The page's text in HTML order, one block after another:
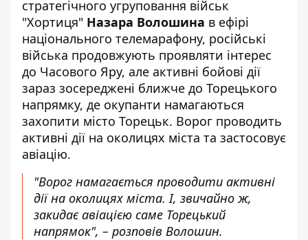
стратегічного угруповання військ
"Хортиця" Назара Волошина в ефірі
національного телемарафону, російські
війська продовжують проявляти інтерес
до Часового Яру, але активні бойові дії
зараз зосереджені ближче до Торецького
напрямку, де окупанти намагаються
захопити місто Торецьк. Ворог проводить
активні дії на околицях міста та застосовує
авіацію.
"Ворог намагається проводити активні
дії на околицях міста. І, звичайно ж,
закидає авіацією саме Торецький
напрямок", – розповів Волошин.